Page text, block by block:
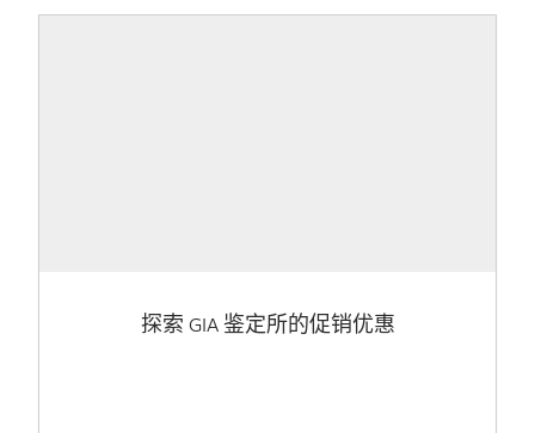
探索 GIA 鉴定所的促销优惠